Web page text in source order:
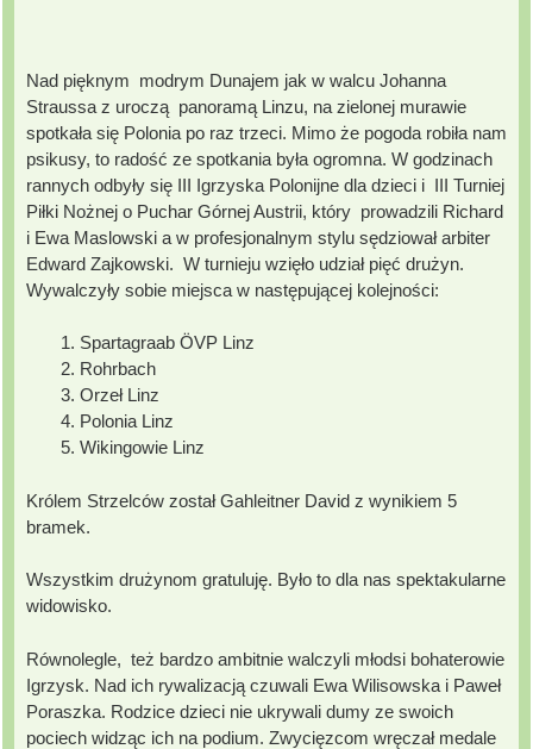
Nad pięknym modrym Dunajem jak w walcu Johanna
Straussa z uroczą panoramą Linzu, na zielonej murawie
spotkała się Polonia po raz trzeci. Mimo że pogoda robiła nam
psikusy, to radość ze spotkania była ogromna. W godzinach
rannych odbyły się III Igrzyska Polonijne dla dzieci i III Turniej
Piłki Nożnej o Puchar Górnej Austrii, który prowadzili Richard
i Ewa Maslowski a w profesjonalnym stylu sędziował arbiter
Edward Zajkowski. W turnieju wzięło udział pięć drużyn.
Wywalczyły sobie miejsca w następującej kolejności:
Spartagraab ÖVP Linz
Rohrbach
Orzeł Linz
Polonia Linz
Wikingowie Linz
Królem Strzelców został Gahleitner David z wynikiem 5
bramek.
Wszystkim drużynom gratuluję. Było to dla nas spektakularne
widowisko.
Równolegle, też bardzo ambitnie walczyli młodsi bohaterowie
Igrzysk. Nad ich rywalizacją czuwali Ewa Wilisowska i Paweł
Poraszka. Rodzice dzieci nie ukrywali dumy ze swoich
pociech widząc ich na podium. Zwycięzcom wręczał medale